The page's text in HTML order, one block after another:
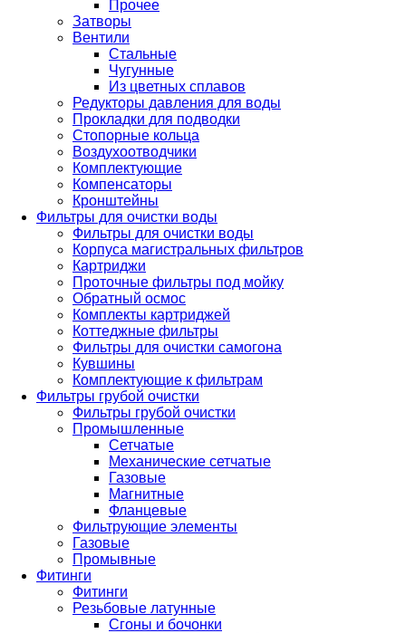
Прочее
Затворы
Вентили
Стальные
Чугунные
Из цветных сплавов
Редукторы давления для воды
Прокладки для подводки
Стопорные кольца
Воздухоотводчики
Комплектующие
Компенсаторы
Кронштейны
Фильтры для очистки воды
Фильтры для очистки воды
Корпуса магистральных фильтров
Картриджи
Проточные фильтры под мойку
Обратный осмос
Комплекты картриджей
Коттеджные фильтры
Фильтры для очистки самогона
Кувшины
Комплектующие к фильтрам
Фильтры грубой очистки
Фильтры грубой очистки
Промышленные
Сетчатые
Механические сетчатые
Газовые
Магнитные
Фланцевые
Фильтрующие элементы
Газовые
Промывные
Фитинги
Фитинги
Резьбовые латунные
Сгоны и бочонки